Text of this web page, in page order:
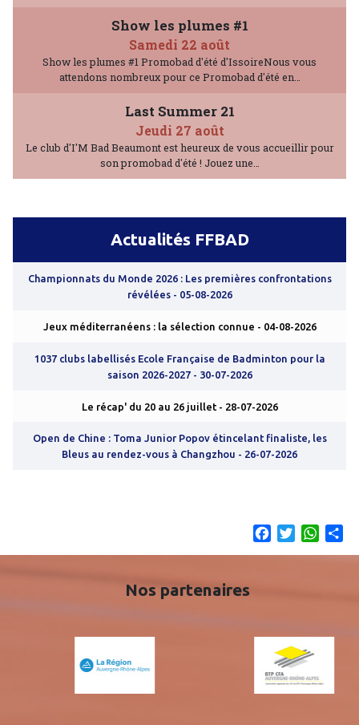
Show les plumes #1
Samedi 22 août
Show les plumes #1 Promobad d'été d'IssoireNous vous
attendons nombreux pour ce Promobad d'été en…
Last Summer 21
Jeudi 27 août
Le club d'I'M Bad Beaumont est heureux de vous accueillir pour
son promobad d'été ! Jouez une…
Actualités FFBAD
Championnats du Monde 2026 : Les premières confrontations
révélées - 05-08-2026
Jeux méditerranéens : la sélection connue - 04-08-2026
1037 clubs labellisés Ecole Française de Badminton pour la
saison 2026-2027 - 30-07-2026
Le récap' du 20 au 26 juillet - 28-07-2026
Open de Chine : Toma Junior Popov étincelant finaliste, les
Bleus au rendez-vous à Changzhou - 26-07-2026
Facebook
Twitter
Nos partenaires